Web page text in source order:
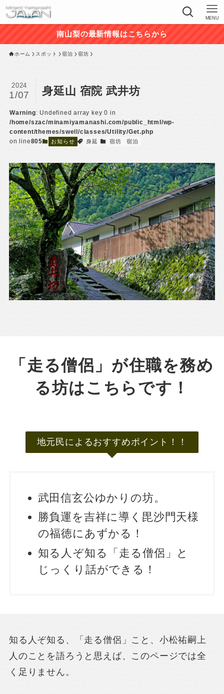
MENU
南山梨の最新情報はこちらから
ホーム スポット 宿泊 宿坊
身延山 宿院 武井坊
2024
1/07
Warning: Undefined array key 0 in
/home/szac/minamiyamanashi.com/public_html/wp-
content/themes/swell/classes/Utility/Get.php
on line805 お知らせ 身延 宿坊 宿泊
「走る僧侶」が住職を務め
る坊はこちらです！
地元民によるおすすめポイント！！
武田信玄公ゆかりの坊。
勝負運を吉祥に導く毘沙門天様
の福徳にあずかる！
知る人ぞ知る「走る僧侶」と
じっくり話ができる！
知る人ぞ知る、「走る僧侶」こと、小松祐嗣上
人のことを語ろうと思えば、このページでは全
く足りません。